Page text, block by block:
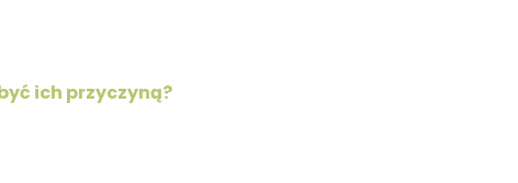
ich przyczyną?